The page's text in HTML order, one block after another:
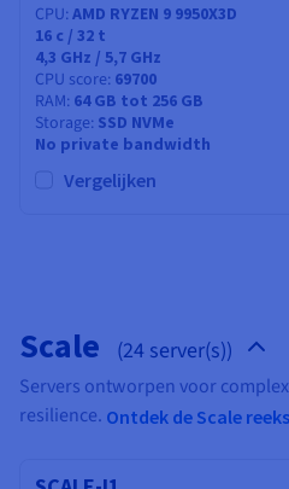
CPU AMD RYZEN 9 9950X3D
16 c / 32 t
4,3 GHz / 5,7 GHz
CPU score 69700
RAM 64 GB tot 256 GB
Storage SSD NVMe
No private bandwidth
Vergelijken
Scale (24 server(s))
Servers ontworpen voor
resilience. Ontdek de Scale reeks